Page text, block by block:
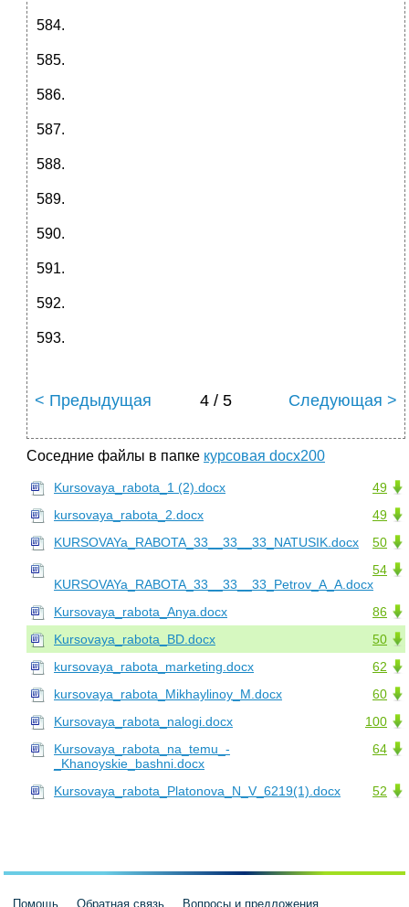
< Предыдущая 4 / 5 Следующая >
Соседние файлы в папке курсовая docx200
49
Kursovaya_rabota_1 (2).docx
49
kursovaya_rabota_2.docx
50
KURSOVAYa_RABOTA_33__33__33_NATUSIK.docx
54
KURSOVAYa_RABOTA_33__33__33_Petrov_A_A.docx
86
Kursovaya_rabota_Anya.docx
50
Kursovaya_rabota_BD.docx
62
kursovaya_rabota_marketing.docx
60
kursovaya_rabota_Mikhaylinoy_M.docx
100
Kursovaya_rabota_nalogi.docx
64
Kursovaya_rabota_na_temu_-
_Khanoyskie_bashni.docx
52
Kursovaya_rabota_Platonova_N_V_6219(1).docx
Помощь Обратная связь Вопросы и предложения